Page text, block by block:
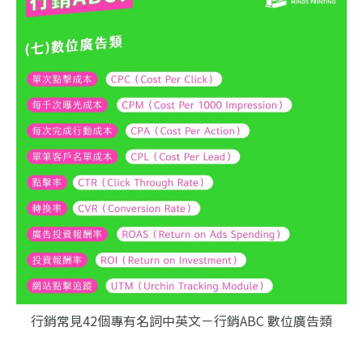
行銷常見42個專有名詞中英文－行銷ABC 數位廣告類